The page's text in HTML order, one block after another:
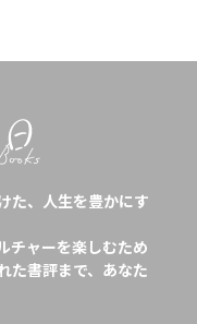
た、人生を豊かにす
チャーを楽しむため
た書評まで、あなた